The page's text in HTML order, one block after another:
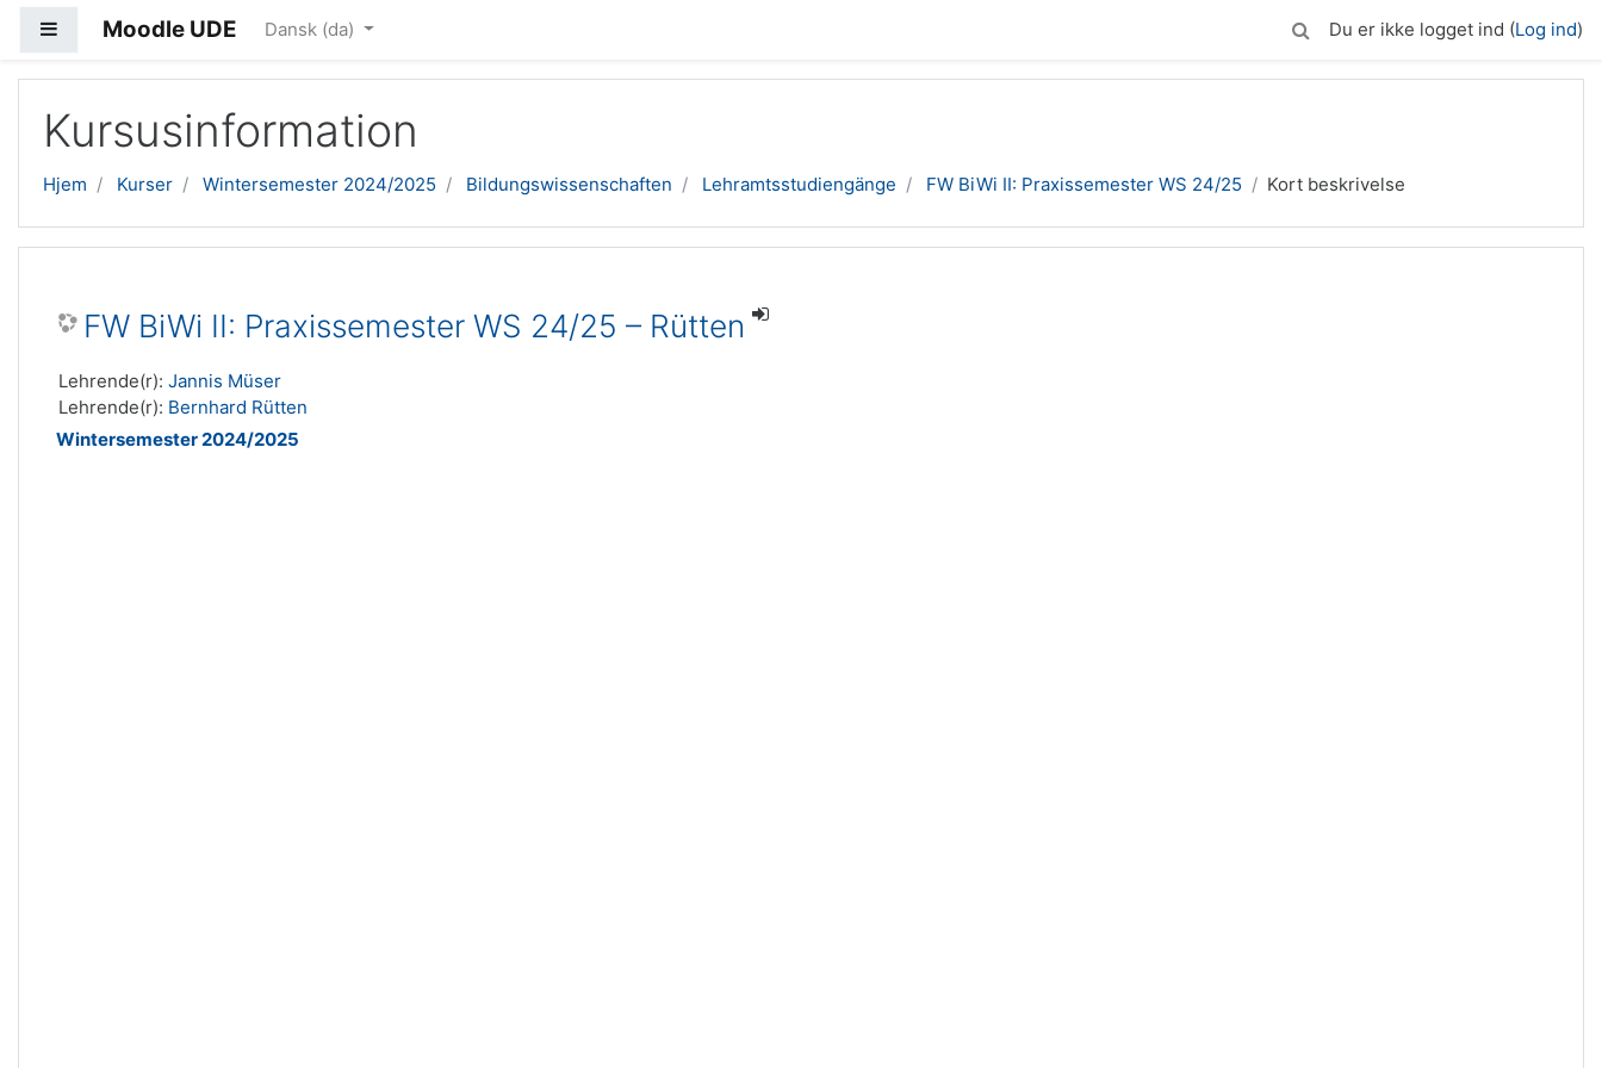
SidepanelMoodle UDE Dansk ‎(da)‎ Du er ikke logget ind (Log ind)
Kursusinformation
Hjem Kurser Wintersemester 2024/2025 Bildungswissenschaften Lehramtsstudiengänge FW BiWi II: Praxissemester WS 24/25 Kort beskrivelse
FW BiWi II: Praxissemester WS 24/25 – Rütten
Lehrende(r): Jannis Müser
Lehrende(r): Bernhard Rütten
Wintersemester 2024/2025